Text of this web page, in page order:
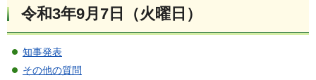
令和3年9月7日（火曜日）
知事発表
その他の質問